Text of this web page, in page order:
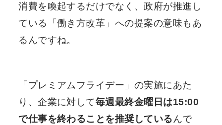
消費を喚起するだけでなく、政府が推進し
ている「働き方改革」への提案の意味もあ
るんですね。
「プレミアムフライデー」の実施にあた
り、企業に対して毎週最終金曜日は15:00
で仕事を終わることを推奨しているんで